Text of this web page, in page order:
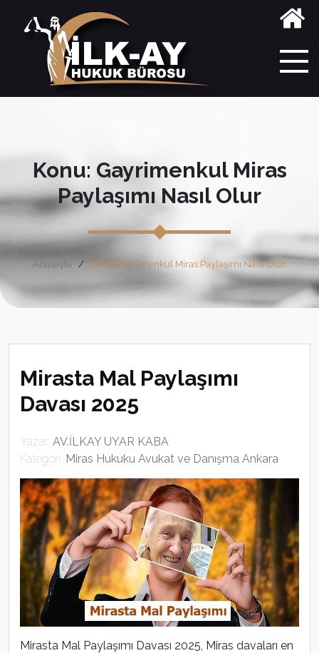
Konu: Gayrimenkul Miras
Paylaşımı Nasıl Olur
Anasayfa Etiket: Gayrimenkul Miras Paylaşımı Nasıl Olur
Mirasta Mal Paylaşımı
Davası 2025
Yazar: AV.İLKAY UYAR KABA
Kategori: Miras Hukuku Avukat ve Danışma Ankara
Mirasta Mal Paylaşımı Davası 2025, Miras davaları en